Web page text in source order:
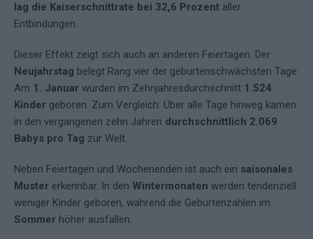
lag die Kaiserschnittrate bei 32,6 Prozent aller
Entbindungen.
Dieser Effekt zeigt sich auch an anderen Feiertagen. Der
Neujahrstag belegt Rang vier der geburtenschwächsten Tage:
Am 1. Januar wurden im Zehnjahresdurchschnitt 1.524
Kinder geboren. Zum Vergleich: Über alle Tage hinweg kamen
in den vergangenen zehn Jahren durchschnittlich 2.069
Babys pro Tag zur Welt.
Neben Feiertagen und Wochenenden ist auch ein saisonales
Muster erkennbar. In den Wintermonaten werden tendenziell
weniger Kinder geboren, während die Geburtenzahlen im
Sommer höher ausfallen.